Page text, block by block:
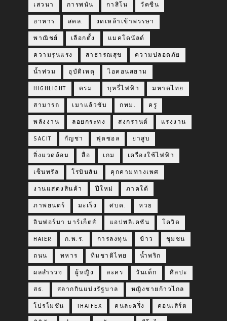
เสวนา การพนัน กาสิโน วัคซีน
อาหาร สคล. งดเหล้าเข้าพรรษา
พาณิชย์ เลือกตั้ง แมคโดนัลด์
ความรุนแรง สาธารณสุข ความปลอดภัย
น้ำท่วม อุบัติเหตุ ไอคอนสยาม
HIGHLIGHT ครม. บุหรี่ไฟฟ้า มหาดไทย
สามารถ เมาแล้วขับ กทม. ครู
พลังงาน ลอยกระทง สงกรานต์ แรงงาน
SACIT กัญชา ฟุตซอล ยาสูบ
สิ่งแวดล้อม สื่อ เกม เครื่องใช้ไฟฟ้า
เซ็นทรัล โรบินสัน คุกคามทางเพศ
งานแสดงสินค้า ปีใหม่ ภาคใต้
ภาพยนตร์ มะเร็ง ศบค. หวย
อินฟอร์มา มาร์เก็ตส์ แอปพลิเคชัน โควิด
HAIER ก.พ.ร. การลงทุน ข้าว ชุมชน
ถนน ทหาร ทีมชาติไทย น้ำพริก
ผลสำรวจ ผู้หญิง ละคร วันเด็ก ศิลปะ
สธ. สลากกินแบ่งรัฐบาล หญิงชายก้าวไกล
โปรโมชั่น THAIFEX คนละครึ่ง คอนเสิร์ต